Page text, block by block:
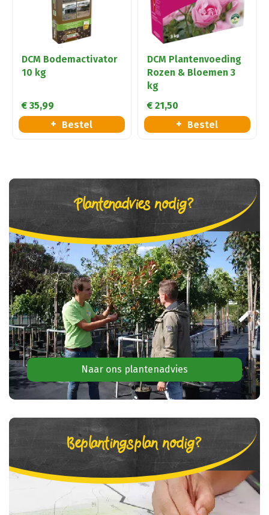
DCM Bodemactivator
10 kg
€ 35,99
Bestel
DCM Plantenvoeding
Rozen & Bloemen 3
kg
€ 21,50
Bestel
Plantenadvies nodig?
Naar ons plantenadvies
Beplantingsplan nodig?